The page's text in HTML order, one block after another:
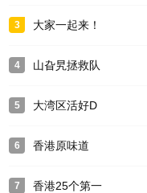
！熱浪席捲西班牙，張振朗
游热点，飞机航程只消约
3 大家一起来！
4 山旮旯拯救队
5 大湾区活好D
6 香港原味道
7 香港25个第一